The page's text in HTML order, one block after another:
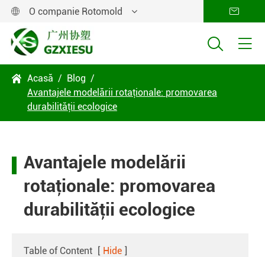
 O companie Rotomold 
 
 Acasă
Blog
Avantajele modelării rotaţionale: promovarea
durabilităţii ecologice
Avantajele modelării
rotaţionale: promovarea
durabilităţii ecologice
Table of Content [ Hide ]